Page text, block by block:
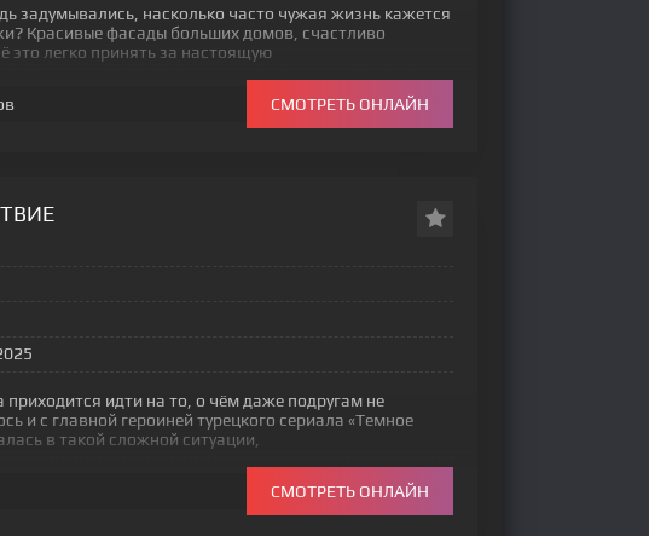
задумывались, насколько часто чужая жизнь кажется
Красивые фасады больших домов, счастливо
это легко принять за настоящую
СМОТРЕТЬ ОНЛАЙН
приходится идти на то, о чём даже подругам не
и с главной героиней турецкого сериала «Темное
в такой сложной ситуации,
СМОТРЕТЬ ОНЛАЙН